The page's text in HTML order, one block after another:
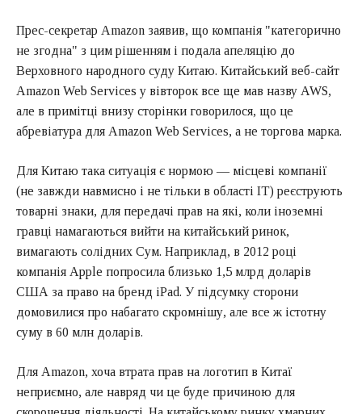
Прес-секретар Amazon заявив, що компанія "категорично
не згодна" з цим рішенням і подала апеляцію до
Верховного народного суду Китаю. Китайський веб-сайт
Amazon Web Services у вівторок все ще мав назву AWS,
але в примітці внизу сторінки говорилося, що це
абревіатура для Amazon Web Services, а не торгова марка.
Для Китаю така ситуація є нормою — місцеві компанії
(не завжди навмисно і не тільки в області ІТ) реєструють
товарні знаки, для передачі прав на які, коли іноземні
гравці намагаються вийти на китайський ринок,
вимагають солідних Сум. Наприклад, в 2012 році
компанія Apple попросила близько 1,5 млрд доларів
США за право на бренд iPad. У підсумку сторони
домовилися про набагато скромнішу, але все ж істотну
суму в 60 млн доларів.
Для Amazon, хоча втрата прав на логотип в Китаї
неприємно, але навряд чи це буде причиною для